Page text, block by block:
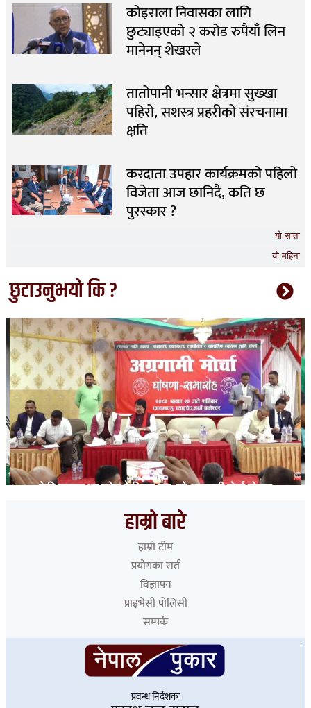
यो साता
यो महिना
कोइराला निवासका लागि
छुट्याइएको २ करोड रुपैयाँ लिन
मानेनन् शेखरले
तातोपानी भन्सार क्षेत्रमा सुख्खा
पहिरो, सशस्त्र प्रहरीको संरचनामा
क्षति
करदाता उपहार कार्यक्रमको पहिलो
विजेता आज छानिदै, कति छ
पुरस्कार ?
छुटाउनुभयो कि ?
फेरि एकजुट भए मधेस केन्द्रित दल, गरे अग्रगामी मोर्चा घोषणा
हाम्रो बारे
हाम्रो टीम
प्रयोगका सर्त
विज्ञापन
प्राइभेसी पोलिसी
सम्पर्क
प्रवन्ध निर्देशकः